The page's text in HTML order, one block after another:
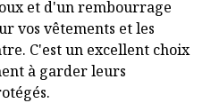
et d'un rembourrage
vos vêtements et les
C'est un excellent choix
à garder leurs